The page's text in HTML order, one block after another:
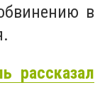
в
рассказал